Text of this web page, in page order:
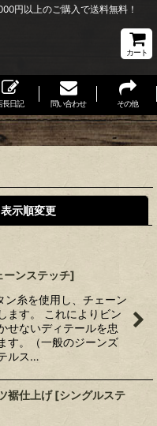
円以上のご購入で送料無料！
カート
長日記 問い合わせ その他
表示順変更
ーンステッチ]
ン糸を使用し、チェーン
ます。 これによりビン
せないディテールを忠
す。（一般のジーンズ
ルス…
裾仕上げ [シングルステ